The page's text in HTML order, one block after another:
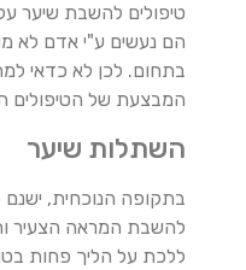
טיפולים להשבת שיער
הם נעשים ע"י אדם לא
בתחום. לכן לא כדאי
המבצעת של הטיפולים
השתלות שיער
בתקופה הנוכחית, ישנם
להשבת המראה הצעיר
ללכת על הליך פחות